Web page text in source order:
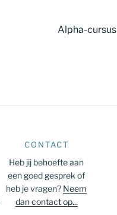
Alpha-cursus
CONTACT
Heb jij behoefte aan
een goed gesprek of
heb je vragen? Neem
dan contact op...